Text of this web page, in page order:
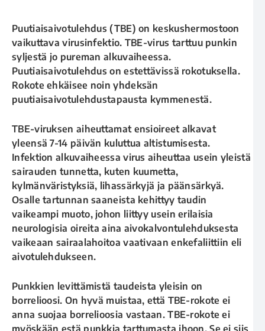
Puutiaisaivotulehdus (TBE) on keskushermostoon
vaikuttava virusinfektio. TBE-virus tarttuu punkin
syljestä jo pureman alkuvaiheessa.
Puutiaisaivotulehdus on estettävissä rokotuksella.
Rokote ehkäisee noin yhdeksän
puutiaisaivotulehdustapausta kymmenestä.
TBE-viruksen aiheuttamat ensioireet alkavat
yleensä 7-14 päivän kuluttua altistumisesta.
Infektion alkuvaiheessa virus aiheuttaa usein yleistä
sairauden tunnetta, kuten kuumetta,
kylmänväristyksiä, lihassärkyjä ja päänsärkyä.
Osalle tartunnan saaneista kehittyy taudin
vaikeampi muoto, johon liittyy usein erilaisia
neurologisia oireita aina aivokalvontulehduksesta
vaikeaan sairaalahoitoa vaativaan enkefaliittiin eli
aivotulehdukseen.
Punkkien levittämistä taudeista yleisin on
borrelioosi. On hyvä muistaa, että TBE-rokote ei
anna suojaa borrelioosia vastaan. TBE-rokote ei
myöskään estä punkkia tarttumasta ihoon. Se ei siis